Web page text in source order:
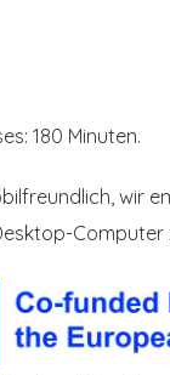
180 Minuten.
wir
Computer